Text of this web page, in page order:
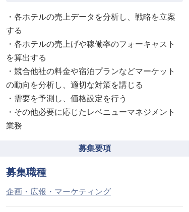
・各ホテルの売上データを分析し、戦略を立案
する
・各ホテルの売上げや稼働率のフォーキャスト
を算出する
・競合他社の料金や宿泊プランなどマーケット
の動向を分析し、適切な対策を講じる
・需要を予測し、価格設定を行う
・その他必要に応じたレベニューマネジメント
業務
募集要項
募集職種
企画・広報・マーケティング